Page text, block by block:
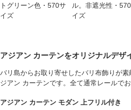
トグリーン色・570サ
イズ
ル。非遮光性・
イズ
アジアン カーテンをオリジナルデザ
バリ島からお取り寄せしたバリ布飾りが
ジアン カーテンです。全て通常レールでお
アジアン カーテン モダン 上フリル付き